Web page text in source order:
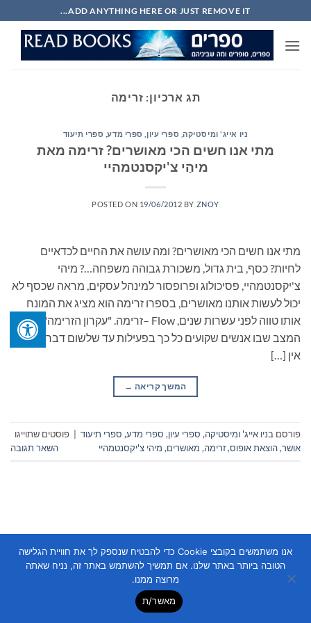
to
content
ADD ANYTHING HERE OR JUST REMOVE IT...
תג ארכיון: זרימה
ניו אייג' ומיסטיקה, ספרי עיון, ספרי מדע, ספרי תיעוד
מתי אנו חשים הכי מאושרים? זרימה מאת
מיהַי צ'יקסנטמהיי
POSTED ON 19/06/2012 BY ZNOY
מתי אנו חשים הכי מאושרים? ומה עושה את החיים לכדאיים
לחיות? כסף, בית גדול, משכורת גבוהה משפחה…? מיהי
צ'יקסנטמהיי, פסיכולוג ופרופסור למינהל עסקים, מראה שכסף לא
יכול לעשות אותנו מאושרים, בספרו זרימה הוא מציג את המונח
אותו טווה לפני עשרות שנים, Flow –זרימה. "עקרון הזרימה" –
המצב שבו אנשים שקועים כל כך בפעילות עד שלשום דבר אחר
אין […]
המשך קריאה →
פורסם בניו אייג' ומיסטיקה, ספרי עיון, ספרי מדע, ספרי תיעוד
פוסטים שתוייגו
אושר,הוצאת אופוס,זרימה, מאושרים, מיהי צ'יקסנטמהיי השאר תגובה
Copyright 2026 © Flatsome Theme
אנו משתמשים בקובצי Cookie כדי להבטיח שנספק לך את חוויית הגלישה
הטובה ביותר באתר שלנו. אם תמשיך להשתמש באתר זה, נניח שאתה
מרוצה ממנו.
מאשר/ת